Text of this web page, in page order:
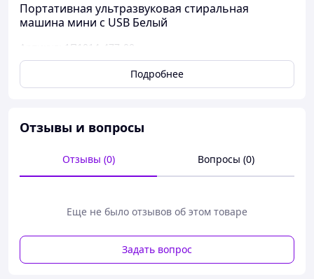
Портативная ультразвуковая стиральная
машина мини с USB Белый
Артикул: 1П1014-477-00
Подробнее
Отзывы и вопросы
Отзывы (0) Вопросы (0)
Еще не было отзывов об этом товаре
Задать вопрос